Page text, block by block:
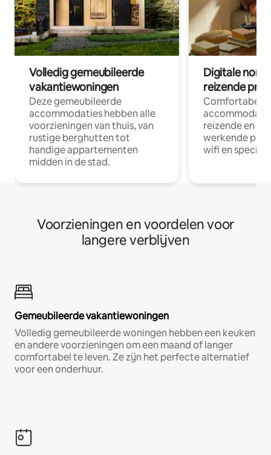
Volledig gemeubileerde
vakantiewoningen
Deze gemeubileerde
accommodaties hebben alle
voorzieningen van thuis, van
rustige berghutten tot
handige appartementen
midden in de stad.
Digitale
reizende
Comfortabele
reizende en
werkende
wifi en
Voorzieningen en voordelen voor
langere verblijven
Gemeubileerde vakantiewoningen
Volledig gemeubileerde woningen hebben een keuken
en andere voorzieningen om een maand of langer
comfortabel te leven. Ze zijn het perfecte alternatief
voor een onderhuur.